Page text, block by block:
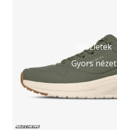
Részletek
Gyors nézet